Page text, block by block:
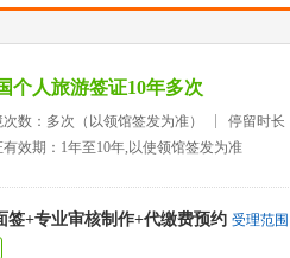
个人旅游签证10年多次
次数：多次（以领馆签发为准）
停留时长
有效期：1年至10年,以使领馆签发为准
签+专业审核制作+代缴费预约 受理范围